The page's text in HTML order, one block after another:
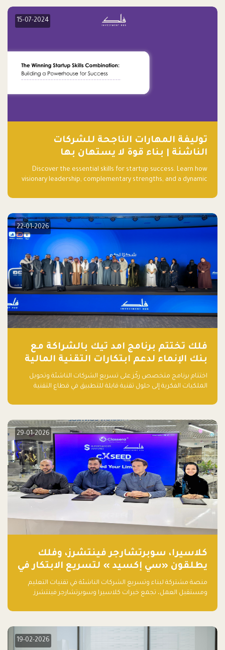
15-07-2024
توليفة المهارات الناجحة للشركات
الناشئة | بناء قوة لا يستهان بها
Discover the essential skills for startup success. Learn how
visionary leadership, complementary strengths, and a dynamic
elevate your startup! Follow us @FalakHub
22-01-2026
فلك تختتم برنامج امد تيك بالشراكة مع
بنك الإنماء لدعم ابتكارات التقنية المالية
اختتام برنامج متخصص ركّز على تسريع الشركات الناشئة وتحويل
الملكيات الفكرية إلى حلول تقنية قابلة للتطبيق في قطاع التقنية
29-01-2026
كلاسيرا، سوبرتشارجر فينتشرز، وفلك
يطلقون «سي إكسيد » لتسريع الابتكار في
تقنيات التعليم ومستقبل العمل
منصة مشتركة لبناء وتسريع الشركات الناشئة في تقنيات التعليم
ومستقبل العمل، تجمع خبرات كلاسيرا وسوبرتشارجر فينتشرز
العالمية.
19-02-2026